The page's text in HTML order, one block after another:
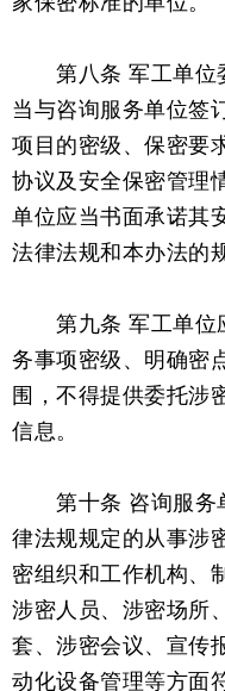
第八条 军工单位
当与咨询服务单位签
项目的密级、保密要
协议及安全保密管理
单位应当书面承诺其
法律法规和本办法的
第九条 军工单位
务事项密级、明确密
围，不得提供委托涉
信息。
第十条 咨询服务
律法规规定的从事涉
密组织和工作机构、
涉密人员、涉密场所
套、涉密会议、宣传
动化设备管理等方面